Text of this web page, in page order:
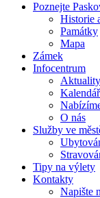
Poznejte
Historie
Památky
Mapa
Zámek
Infocentrum
Aktuality
O nás
Služby ve
Tipy na výlety
Kontakty
Napište